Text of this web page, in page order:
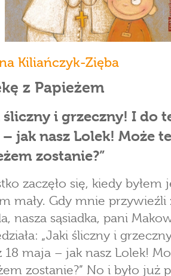
Kiliańczyk-Zięba
z Papieżem
śliczny i grzeczny! I do
jak nasz Lolek! Może
zostanie?”
zaczęło się, kiedy byłem
mały. Gdy mnie przywieźli
nasza sąsiadka, pani
„Jaki śliczny i
18 maja – jak nasz Lolek!
zostanie?” No i było już